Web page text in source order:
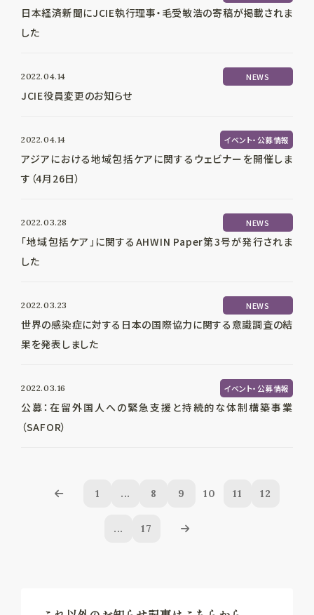
日本経済新聞にJCIE執行理事・毛受敏浩の寄稿が掲載されま
した
2022.04.14 NEWS
JCIE役員変更のお知らせ
2022.04.14 イベント・公募情報
アジアにおける地域包括ケアに関するウェビナーを開催しま
す（4月26日）
2022.03.28 NEWS
「地域包括ケア」に関するAHWIN Paper第3号が発行されま
した
2022.03.23 NEWS
世界の感染症に対する日本の国際協力に関する意識調査の結
果を発表しました
2022.03.16 イベント・公募情報
公募：在留外国人への緊急支援と持続的な体制構築事業
（SAFOR）
1 ... 8 9 10 11 12
... 17